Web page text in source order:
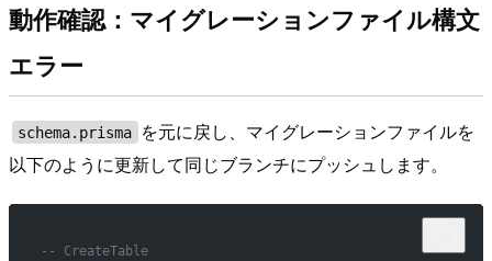
動作確認：マイグレーションファイル構文
エラー
schema.prisma
を元に戻し、マイグレーションファイルを
以下のように更新して同じブランチにプッシュします。
-- CreateTable